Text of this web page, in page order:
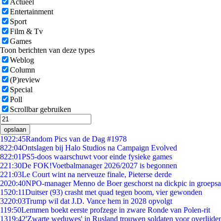
Actueel
Entertainment
Sport
Film & Tv
Games
Toon berichten van deze types
Weblog
Column
(P)review
Special
Poll
Scrollbar gebruiken
opslaan
1922:45Random Pics van de Dag #1978
822:04Ontslagen bij Halo Studios na Campaign Evolved
822:01PS5-doos waarschuwt voor einde fysieke games
221:30De FOK!Voetbalmanager 2026/2027 is begonnen
221:03Le Court wint na nerveuze finale, Pieterse derde
2020:40NPO-manager Menno de Boer geschorst na dickpic in
1520:11Duitser (93) crasht met quad tegen boom, vier gewonden
3220:03Trump wil dat J.D. Vance hem in 2028 opvolgt
119:50Lemmen boekt eerste profzege in zware Ronde van Polen-rit
1319:42'Zwarte weduwes' in Rusland trouwen soldaten voor